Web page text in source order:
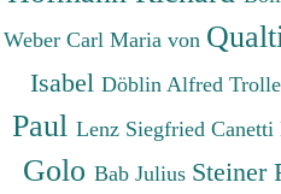
Weber Carl Maria von
Isabel Döblin Alfred
Paul Lenz Siegfried Canetti
Golo Bab Julius Steiner